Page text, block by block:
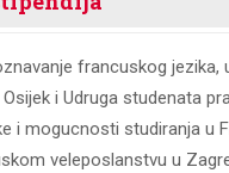
francuskog
i Udruga studenata
i mogucnosti studiranja u
veleposlanstvu u